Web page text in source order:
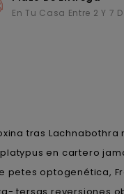
En Tu Casa Entre 2 Y 7
tras
en cartero
optogenética,
tersas reversiones